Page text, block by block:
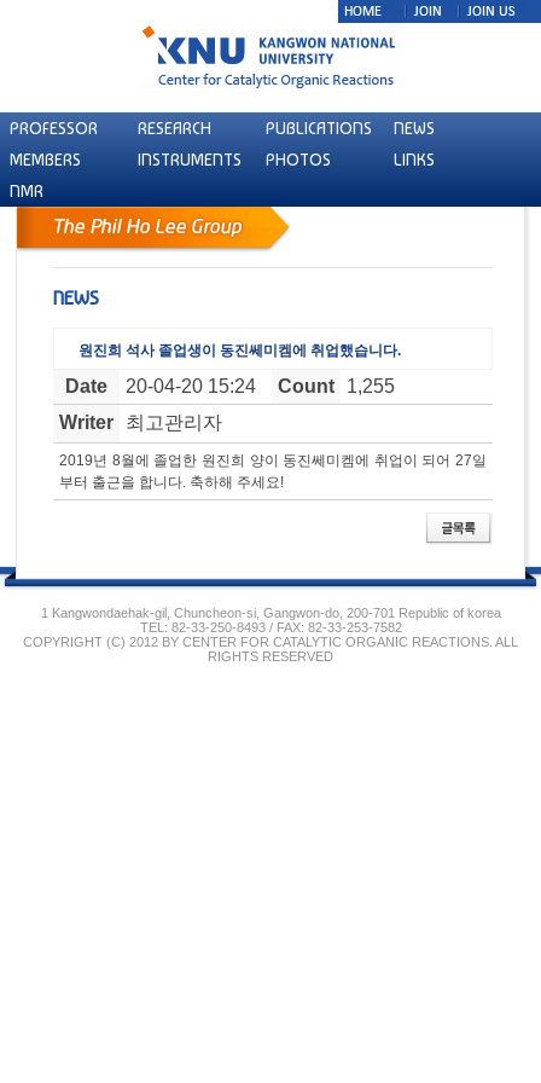
PROFESSOR RESEARCH PUBLICATIONS
NEWS
MEMBERS
INSTRUMENTS PHOTOS
LINKS
NMR
NEWS
원진희 석사 졸업생이 동진쎄미켐에 취업했습니다.
Date 20-04-20 15:24 Count
1,255
Writer
최고관리자
2019년 8월에 졸업한 원진희 양이 동진쎄미켐에 취업이 되어 27일
부터 출근을 합니다. 축하해 주세요!
1 Kangwondaehak-gil, Chuncheon-si, Gangwon-do, 200-701 Republic of korea
TEL: 82-33-250-8493 / FAX: 82-33-253-7582
COPYRIGHT (C) 2012 BY CENTER FOR CATALYTIC ORGANIC REACTIONS. ALL
RIGHTS RESERVED